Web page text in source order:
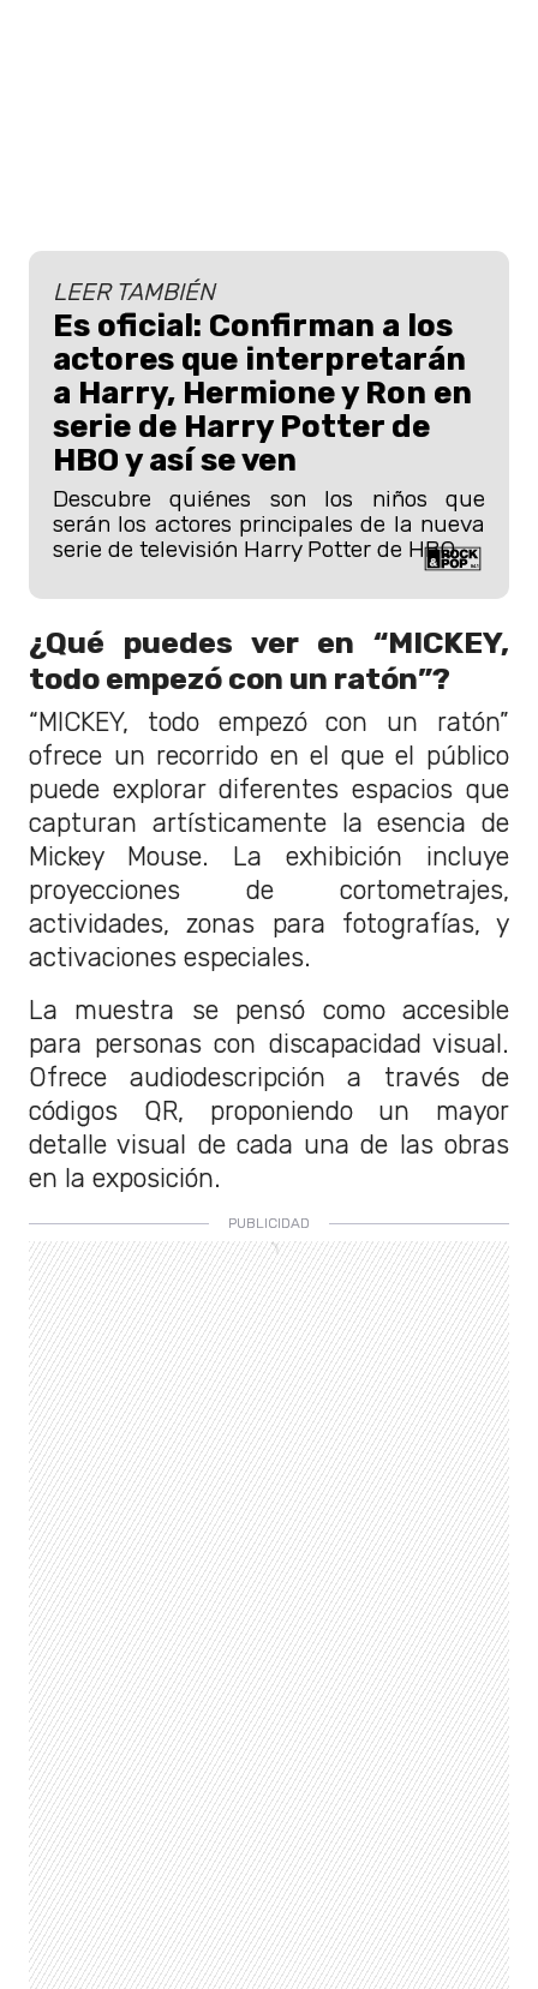
LEER TAMBIÉN
Es oficial: Confirman a los
actores que interpretarán
a Harry, Hermione y Ron en
serie de Harry Potter de
HBO y así se ven
Descubre quiénes son los niños que
serán los actores principales de la nueva
serie de televisión Harry Potter de HBO.
¿Qué puedes ver en “MICKEY,
todo empezó con un ratón”?
“MICKEY, todo empezó con un ratón”
ofrece un recorrido en el que el público
puede explorar diferentes espacios que
capturan artísticamente la esencia de
Mickey Mouse. La exhibición incluye
proyecciones de cortometrajes,
actividades, zonas para fotografías, y
activaciones especiales.
La muestra se pensó como accesible
para personas con discapacidad visual.
Ofrece audiodescripción a través de
códigos QR, proponiendo un mayor
detalle visual de cada una de las obras
en la exposición.